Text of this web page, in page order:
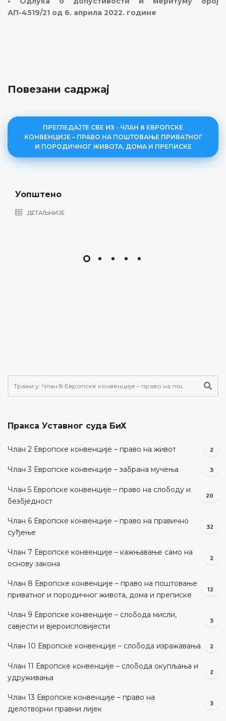
АП-4519/21 од 6. априла 2022. године
Повезани садржај
ПРЕГЛЕДАЈТЕ СВЕ ИЗ - ЧЛАН 8 ЕВРОПСКЕ
КОНВЕНЦИЈЕ – ПРАВО НА ПОШТОВАЊЕ ПРИВАТНОГ
И ПОРОДИЧНОГ ЖИВОТА, ДОМА И ПРЕПИСКЕ
Приватни живот
ДЕТАЉНИЈЕ
Пракса Уставног суда БиХ
Члан 2 Европске конвенције – право на живот 2
Члан 3 Европске конвенције – забрана мучења 3
Члан 5 Европске конвенције – право на слободу и
безбједност
20
Члан 6 Европске конвенције – право на правично
суђење
32
Члан 7 Европске конвенције – кажњавање само на
основу закона
2
Члан 8 Европске конвенције – право на поштовање
приватног и породичног живота, дома и преписке
12
Члан 9 Европске конвенције – слобода мисли,
савјести и вјероисповијести
3
Члан 10 Европске конвенције – слобода изражавања 2
Члан 11 Европске конвенције – слобода окупљања и
удруживања
2
Члан 13 Европске конвенције – право на
дјелотворни правни лијек
3